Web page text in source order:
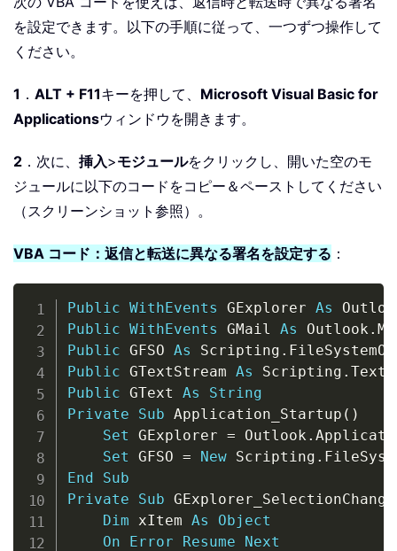
を設定できます。以下の手順に従って、一つずつ操作して
ください。
1 ． ALT + F11キーを押して、 Microsoft Visual Basic for
Applicationsウィンドウを開きます。
2 ．次に、 挿入>モジュールをクリックし、開いた空のモ
ジュールに以下のコードをコピー＆ペーストしてください
（スクリーンショット参照）。
VBA コード：返信と転送に異なる署名を設定する ：
Public WithEvents GExplorer As
Public WithEvents GMail As Outlook .
Public GFSO As Scripting .
Public GTextStream As Scripting .
Public GText As
String
Private
Sub Application_Startup ( )
Set GExplorer = Outlook .
Set GFSO = New Scripting .
End
Sub
Private
Sub GExplorer_SelectionChange
Dim xItem As
Object
On
Error Resume
Next
Copy